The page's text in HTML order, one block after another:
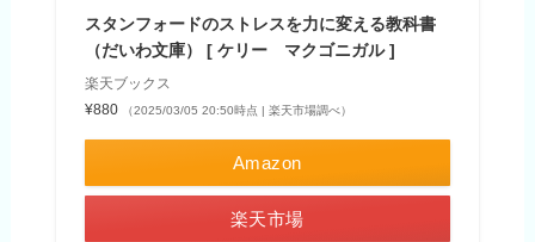
スタンフォードのストレスを力に変える教科書
（だいわ文庫） [ ケリー マクゴニガル ]
楽天ブックス
¥880
（2025/03/05 20:50時点 | 楽天市場調べ）
Amazon
楽天市場